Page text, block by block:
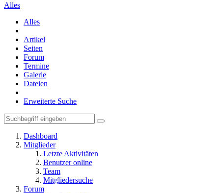
Alles
Alles
Artikel
Seiten
Forum
Termine
Galerie
Dateien
Erweiterte Suche
Dashboard
Mitglieder
Letzte Aktivitäten
Benutzer online
Team
Mitgliedersuche
Forum